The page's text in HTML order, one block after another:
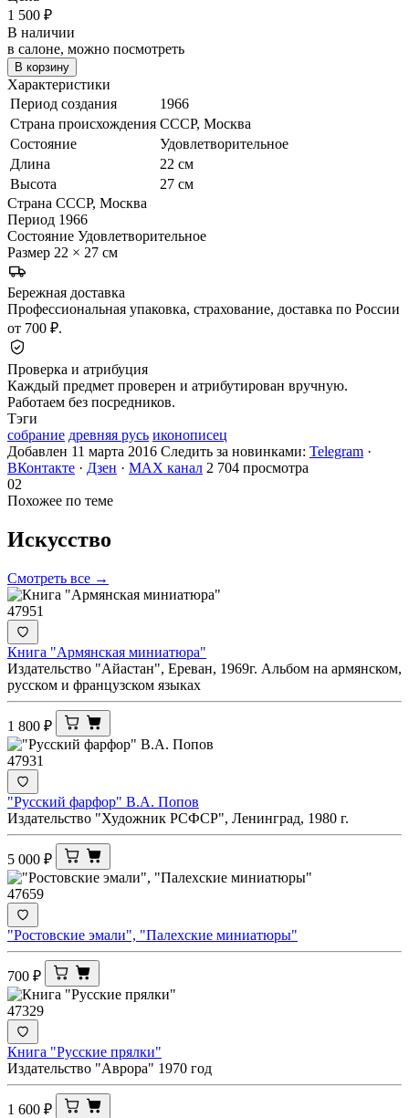
1 500 ₽
В наличии
в салоне, можно посмотреть
В корзину
Характеристики
Период создания
1966
Страна происхождения СССР, Москва
Состояние
Удовлетворительное
Длина
22 см
Высота
27 см
Страна СССР, Москва
Период 1966
Состояние Удовлетворительное
Размер 22 × 27 см
Бережная доставка
Профессиональная упаковка, страхование, доставка по России
от 700 ₽.
Проверка и атрибуция
Каждый предмет проверен и атрибутирован вручную.
Работаем без посредников.
Тэги
собрание древняя русь иконописец
Добавлен 11 марта 2016 Следить за новинками: Telegram ·
ВКонтакте · Дзен · MAX канал 2 704 просмотра
02
Похожее по теме
Искусство
Смотреть все →
47951
Книга "Армянская миниатюра"
Издательство "Айастан", Ереван, 1969г. Альбом на армянском,
русском и французском языках
1 800 ₽
47931
"Русский фарфор" В.А. Попов
Издательство "Художник РСФСР", Ленинград, 1980 г.
5 000 ₽
47659
"Ростовские эмали", "Палехские миниатюры"
700 ₽
47329
Книга "Русские прялки"
Издательство "Аврора" 1970 год
1 600 ₽